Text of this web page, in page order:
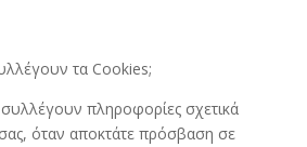
τα Cookies;
πληροφορίες σχετικά
όταν αποκτάτε πρόσβαση σε